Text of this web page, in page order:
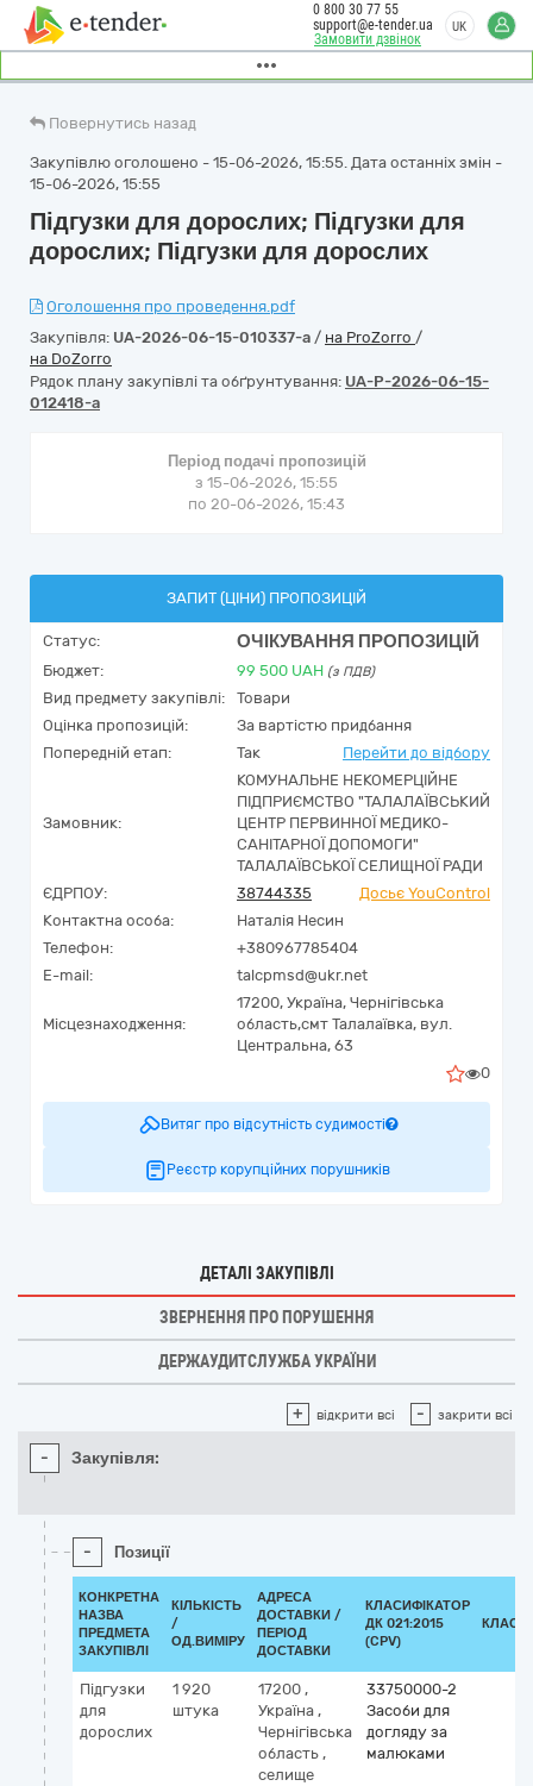
Замовити дзвінок
0 800 30 77 55
support@e-tender.ua
UK
Повернутись назад
Закупівлю оголошено - 15-06-2026, 15:55. Дата останніх змін -
15-06-2026, 15:55
Підгузки для дорослих; Підгузки для
дорослих; Підгузки для дорослих
Оголошення про проведення.pdf
Закупівля: UA-2026-06-15-010337-a / на ProZorro /
на DoZorro
Рядок плану закупівлі та обґрунтування: UA-P-2026-06-15-
012418-a
Період подачі пропозицій
з 15-06-2026, 15:55
по 20-06-2026, 15:43
ЗАПИТ (ЦІНИ) ПРОПОЗИЦІЙ
Статус: ОЧІКУВАННЯ ПРОПОЗИЦІЙ
Бюджет: 99 500 UAH (з ПДВ)
Вид предмету закупівлі:
Товари
Оцінка пропозицій:
За вартістю придбання
Попередній етап:
Так Перейти до відбору
Замовник:
КОМУНАЛЬНЕ НЕКОМЕРЦІЙНЕ
ПІДПРИЄМСТВО "ТАЛАЛАЇВСЬКИЙ
ЦЕНТР ПЕРВИННОЇ МЕДИКО-
САНІТАРНОЇ ДОПОМОГИ"
ТАЛАЛАЇВСЬКОЇ СЕЛИЩНОЇ РАДИ
ЄДРПОУ:
38744335
Досьє YouControl
Контактна особа:
Наталія Несин
Телефон:
+380967785404
E-mail:
talcpmsd@ukr.net
Місцезнаходження:
17200, Україна, Чернігівська
область,смт Талалаївка, вул.
Центральна, 63
0
Витяг про відсутність судимості
Реєстр корупційних порушників
ДЕТАЛІ ЗАКУПІВЛІ
ЗВЕРНЕННЯ ПРО ПОРУШЕННЯ
ДЕРЖАУДИТСЛУЖБА УКРАЇНИ
+ відкрити всі - закрити всі
- Закупівля:
- Позиції
КОНКРЕТНА
НАЗВА
ПРЕДМЕТА
ЗАКУПІВЛІ
КІЛЬКІСТЬ
/
ОД.ВИМІРУ
АДРЕСА
ДОСТАВКИ /
ПЕРІОД
ДОСТАВКИ
КЛАСИФІКАТОР
ДК 021:2015
(CPV)
Підгузки
для
дорослих
1 920
штука
17200 ,
Україна ,
Чернігівська
область ,
селище
33750000-2
Засоби для
догляду за
малюками